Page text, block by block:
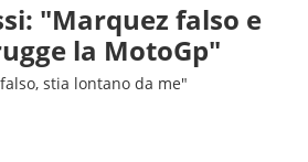
"Marquez falso e
la MotoGp"
stia lontano da me"